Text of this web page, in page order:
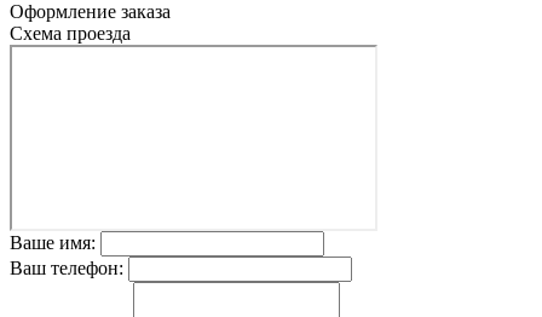
Оформление заказа
Схема проезда
Ваше имя:
Ваш телефон: